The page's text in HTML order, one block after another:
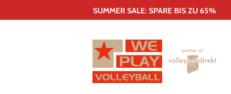
SUMMER SALE: SPARE BIS ZU 65%